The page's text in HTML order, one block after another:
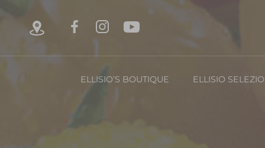
ELLISIO’S BOUTIQUE ELLISIO